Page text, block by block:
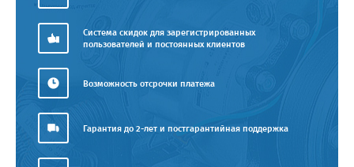
Система скидок для зарегистрированных
пользователей и постоянных клиентов
Возможность отсрочки платежа
Гарантия до 2-лет и постгарантийная поддержка